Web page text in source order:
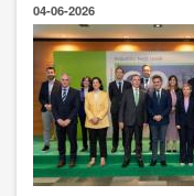
fines
empresariales
y
el
11,3%
algún
sistema
de
IA
04-06-2026